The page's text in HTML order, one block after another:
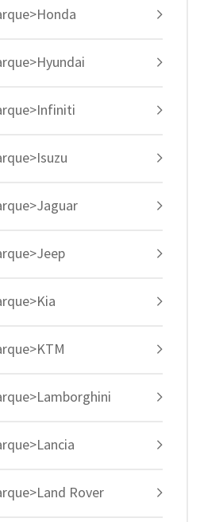
Rover